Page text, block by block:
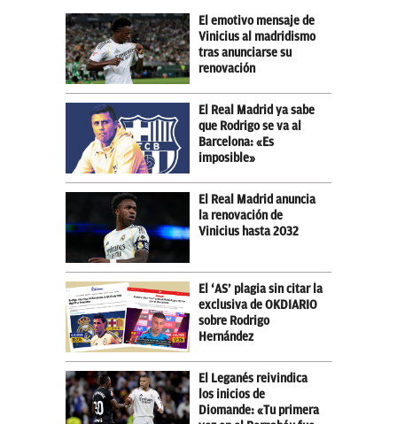
El emotivo mensaje de
Vinicius al madridismo
tras anunciarse su
renovación
El Real Madrid ya sabe
que Rodrigo se va al
Barcelona: «Es
imposible»
El Real Madrid anuncia
la renovación de
Vinicius hasta 2032
El ‘AS’ plagia sin citar la
exclusiva de OKDIARIO
sobre Rodrigo
Hernández
El Leganés reivindica
los inicios de
Diomande: «Tu primera